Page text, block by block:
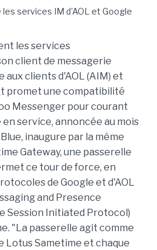
les services
client de messagerie
clients d'AOL (AIM) et
promet une compatibilité
Messenger pour courant
service, annoncée au mois
inaugure par la même
Gateway, une passerelle
ce tour de force, en
de Google et d'AOL
and Presence
Session Initiated Protocol)
"La passerelle agit comme
Sametime et chaque